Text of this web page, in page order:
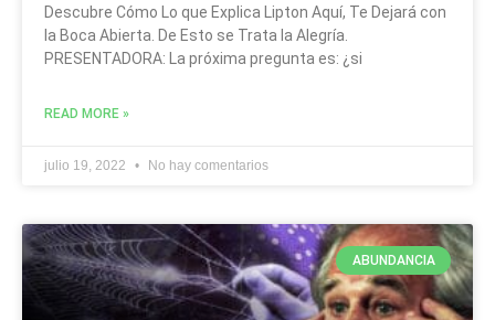
Descubre Cómo Lo que Explica Lipton Aquí, Te Dejará con
la Boca Abierta. De Esto se Trata la Alegría.
PRESENTADORA: La próxima pregunta es: ¿si
READ MORE »
julio 19, 2022 No hay comentarios
ABUNDANCIA